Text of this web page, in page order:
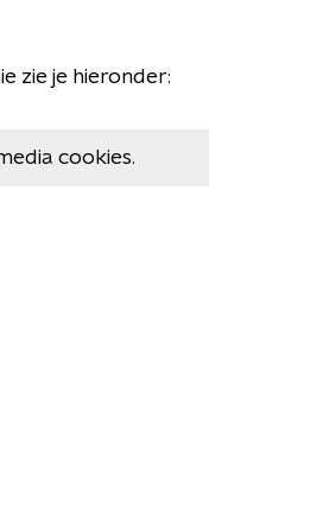
zie je hieronder:
cookies.